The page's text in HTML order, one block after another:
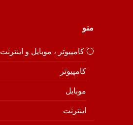
منو
⚪️ کامپیوتر ، موبایل و اینترنت
کامپیوتر
موبایل
اینترنت